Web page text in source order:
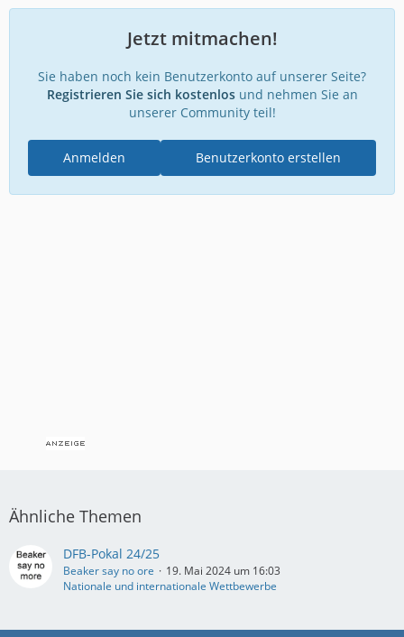
Jetzt mitmachen!
Sie haben noch kein Benutzerkonto auf unserer Seite?
Registrieren Sie sich kostenlosund nehmen Sie an
unserer Community teil!
Benutzerkonto erstellen
Anmelden
Ähnliche Themen
DFB-Pokal 24/25
Beaker say no ore
19. Mai 2024 um 16:03
Nationale und internationale Wettbewerbe